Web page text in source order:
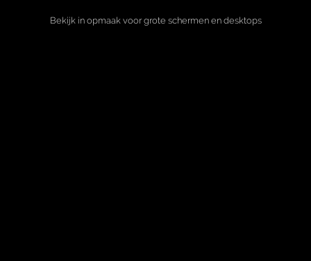
Bekijk in opmaak voor grote schermen en desktops